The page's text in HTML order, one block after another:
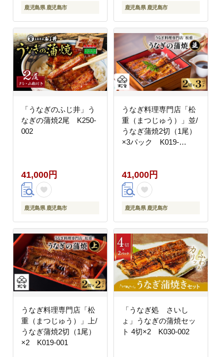
鹿児島県 鹿児島市 鹿児島県 鹿児島市
「うなぎのふじ井」う
なぎの蒲焼2尾 K250-
002
41,000円
鹿児島県 鹿児島市
うなぎ料理専門店「松
重（まつじゅう）」並/
うなぎ蒲焼2切（1尾）
×3パック K019-
41,000円
鹿児島県 鹿児島市
うなぎ料理専門店「松
重（まつじゅう）」上/
うなぎ蒲焼2切（1尾）
×2 K019-001
「うなぎ処 さいし
ょ」うなぎの蒲焼セッ
ト 4切×2 K030-002